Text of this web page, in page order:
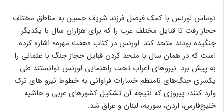
توماس لورنس با کمک فیصل فرزند شریف حسین به مناطق مختلف
حجاز رفت تا قبایل مختلف عرب را که برای هزاران سال با یکدیگر
جنگیده بودند متحد کند. لورنس در کتاب «هفت مهره» اشاره کرده
است که در همان سال با متحد کردن قبایل حجاز جنگ با عثمانی را
به پیش برد. نیروهای اعراب تحت راهنمایی لورنس توانستند طی
یکسری جنگ‌های نامنظم خسارات فراوانی به خطوط نیرو های ترک
وارد کنند؛ پیروزی که نتیجه آن تشکیل کشورهای عربی و حاشیه
خلیج‌فارس، اردن، سوریه، لبنان و عراق شد.